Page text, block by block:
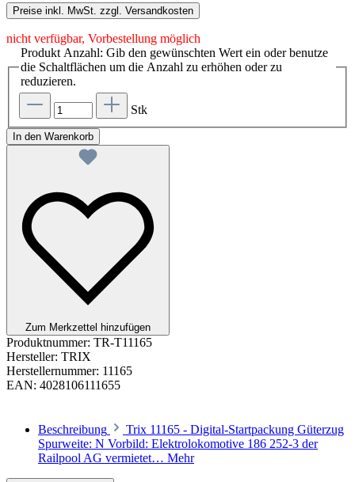
Preise inkl. MwSt. zzgl. Versandkosten
nicht verfügbar, Vorbestellung möglich
Produkt Anzahl: Gib den gewünschten Wert ein oder benutze
die Schaltflächen um die Anzahl zu erhöhen oder zu
reduzieren.
Stk
In den Warenkorb
Zum Merkzettel hinzufügen
Produktnummer: TR-T11165
Hersteller: TRIX
Herstellernummer: 11165
EAN: 4028106111655
Beschreibung
Trix 11165 - Digital-Startpackung Güterzug
Spurweite: N Vorbild: Elektrolokomotive 186 252-3 der
Railpool AG vermietet… Mehr